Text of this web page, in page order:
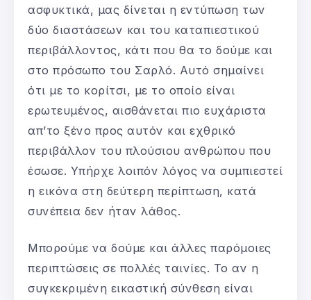
ασφυκτικά, μας δίνεται η εντύπωση των
δύο διαστάσεων και του καταπιεστικού
περιβάλλοντος, κάτι που θα το δούμε και
στο πρόσωπο του Σαρλό. Αυτό σημαίνει
ότι με το κορίτσι, με το οποίο είναι
ερωτευμένος, αισθάνεται πιο ευχάριστα
απ’το ξένο προς αυτόν και εχθρικό
περιβάλλον του πλούσιου ανθρώπου που
έσωσε. Υπήρχε λοιπόν λόγος να συμπιεστεί
η εικόνα στη δεύτερη περίπτωση, κατά
συνέπεια δεν ήταν λάθος.
Μπορούμε να δούμε και άλλες παρόμοιες
περιπτώσεις σε πολλές ταινίες. Το αν η
συγκεκριμένη εικαστική σύνθεση είναι